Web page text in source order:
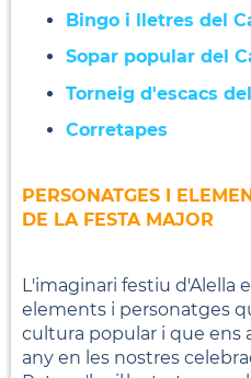
Bingo i lletres del
Sopar popular del
Torneig d'escacs
Corretapes
PERSONATGES I
DE LA FESTA MAJOR
L'imaginari festiu d'Alella
elements i personatges
cultura popular i que ens
any en les nostres